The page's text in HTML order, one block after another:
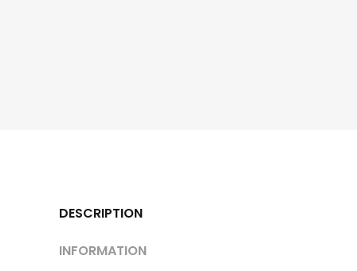
DESCRIPTION
INFORMATION